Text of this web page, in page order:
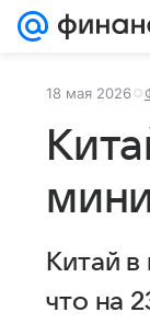
18 мая 2026
Китай
что на